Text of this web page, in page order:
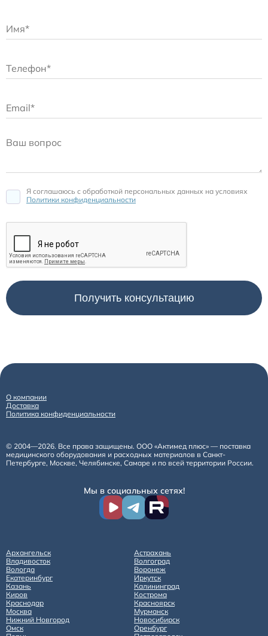
Я соглашаюсь c обработкой персональных данных на условиях
Политики конфиденциальности
О компании
Доставка
Политика конфиденциальности
© 2004—2026. Все права защищены. ООО «Актимед плюс» — поставка
медицинского оборудования и расходных материалов в Санкт-
Петербурге, Москве, Челябинске, Самаре и по всей территории России.
Мы в социальных сетях!
Архангельск
Астрахань
Владивосток
Волгоград
Вологда
Воронеж
Екатеринбург
Иркутск
Казань
Калининград
Киров
Кострома
Краснодар
Красноярск
Москва
Мурманск
Нижний Новгород
Новосибирск
Омск
Оренбург